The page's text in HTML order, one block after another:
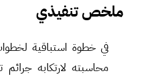
ملخص تنفيذي
في خطوة استباقية
محاسبته لارتكابه